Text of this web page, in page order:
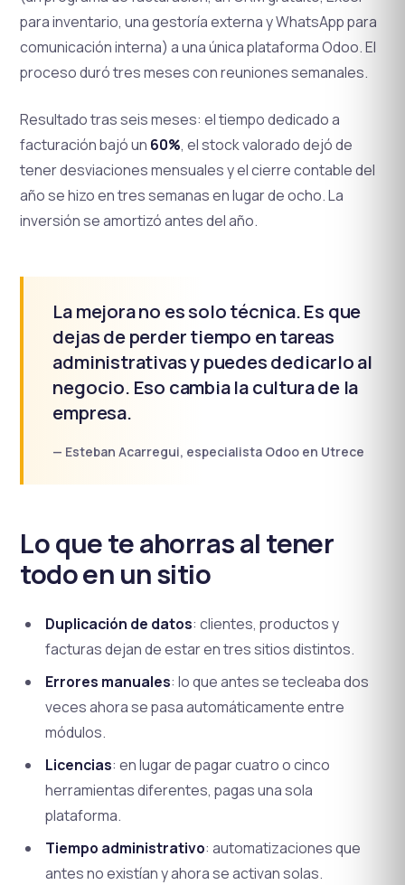
para inventario, una gestoría externa y WhatsApp para
comunicación interna) a una única plataforma Odoo. El
proceso duró tres meses con reuniones semanales.
Resultado tras seis meses: el tiempo dedicado a
facturación bajó un 60%, el stock valorado dejó de
tener desviaciones mensuales y el cierre contable del
año se hizo en tres semanas en lugar de ocho. La
inversión se amortizó antes del año.
La mejora no es solo técnica. Es que
dejas de perder tiempo en tareas
administrativas y puedes dedicarlo al
negocio. Eso cambia la cultura de la
empresa.
— Esteban Acarregui, especialista Odoo en Utrece
Lo que te ahorras al tener
todo en un sitio
Duplicación de datos: clientes, productos y
facturas dejan de estar en tres sitios distintos.
Errores manuales: lo que antes se tecleaba dos
veces ahora se pasa automáticamente entre
módulos.
Licencias: en lugar de pagar cuatro o cinco
herramientas diferentes, pagas una sola
plataforma.
Tiempo administrativo: automatizaciones que
antes no existían y ahora se activan solas.